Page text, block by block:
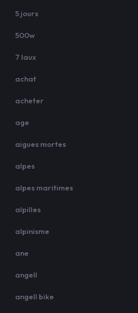
5 jours
500w
7 laux
achat
acheter
age
aigues mortes
alpes
alpes maritimes
alpilles
alpinisme
ane
angell
angell bike